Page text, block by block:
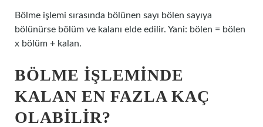
Bölme işlemi sırasında bölünen sayı bölen sayıya
bölünürse bölüm ve kalanı elde edilir. Yani: bölen = bölen
x bölüm + kalan.
BÖLME IŞLEMINDE
KALAN EN FAZLA KAÇ
OLABILIR?